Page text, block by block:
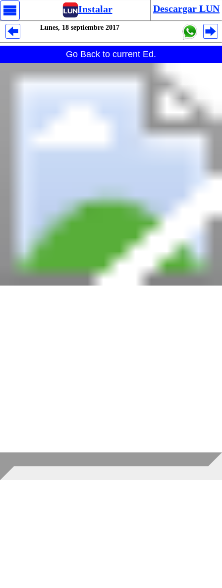
Instalar Descargar LUN
Lunes, 18 septiembre 2017
Go Back to current Ed.
Despliegues Analytics
Despliegues Totales
Despliegues por Rubros